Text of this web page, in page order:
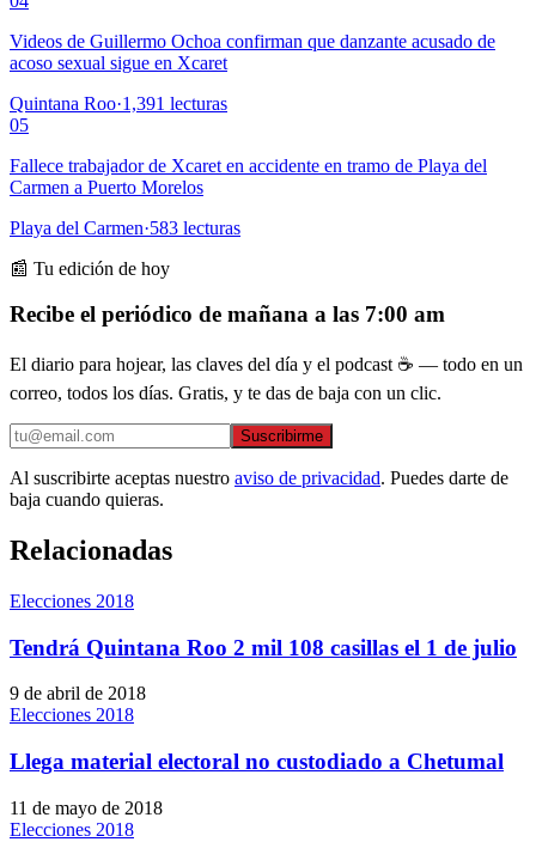
Videos de Guillermo Ochoa confirman que danzante acusado de
acoso sexual sigue en Xcaret
Quintana Roo·1,391 lecturas
05
Fallece trabajador de Xcaret en accidente en tramo de Playa del
Carmen a Puerto Morelos
Playa del Carmen·583 lecturas
📰 Tu edición de hoy
Recibe el periódico de mañana a las 7:00 am
El diario para hojear, las claves del día y el podcast ☕ — todo en un
correo, todos los días. Gratis, y te das de baja con un clic.
Suscribirme
Al suscribirte aceptas nuestro aviso de privacidad. Puedes darte de
baja cuando quieras.
Relacionadas
Elecciones 2018
Tendrá Quintana Roo 2 mil 108 casillas el 1 de julio
9 de abril de 2018
Elecciones 2018
Llega material electoral no custodiado a Chetumal
11 de mayo de 2018
Elecciones 2018